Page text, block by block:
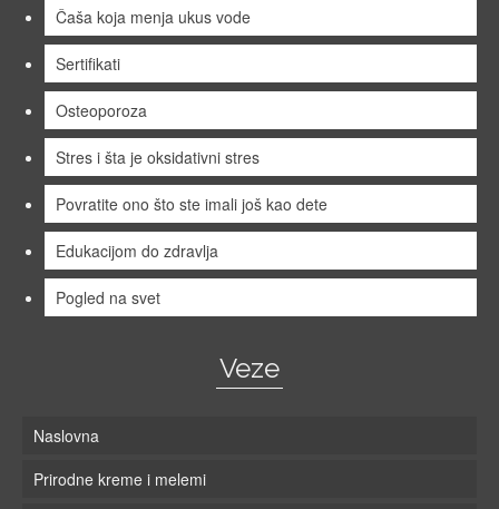
Čaša koja menja ukus vode
Sertifikati
Osteoporoza
Stres i šta je oksidativni stres
Povratite ono što ste imali još kao dete
Edukacijom do zdravlja
Pogled na svet
Veze
Naslovna
Prirodne kreme i melemi